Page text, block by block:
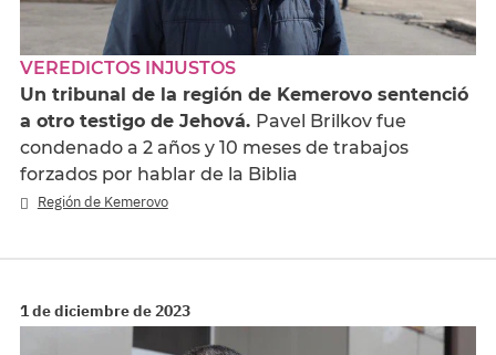
VEREDICTOS INJUSTOS
Un tribunal de la región de Kemerovo sentenció
a otro testigo de Jehová. Pavel Brilkov fue
condenado a 2 años y 10 meses de trabajos
forzados por hablar de la Biblia
Región de Kemerovo
1 de diciembre de 2023